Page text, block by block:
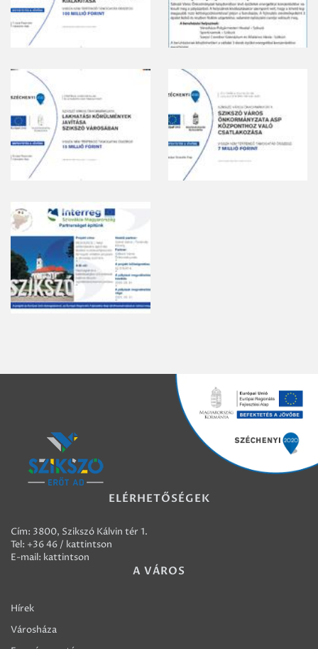
ELÉRHETŐSÉGEK
Cím: 3800, Szikszó Kálvin tér 1.
Tel: +36 46 / kattintson
E-mail: kattintson
A VÁROS
Hírek
Városháza